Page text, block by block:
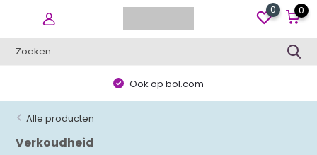
0 0
Ook op bol.com
Alle producten
Verkoudheid